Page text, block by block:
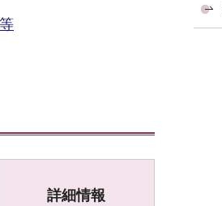
詳細情報